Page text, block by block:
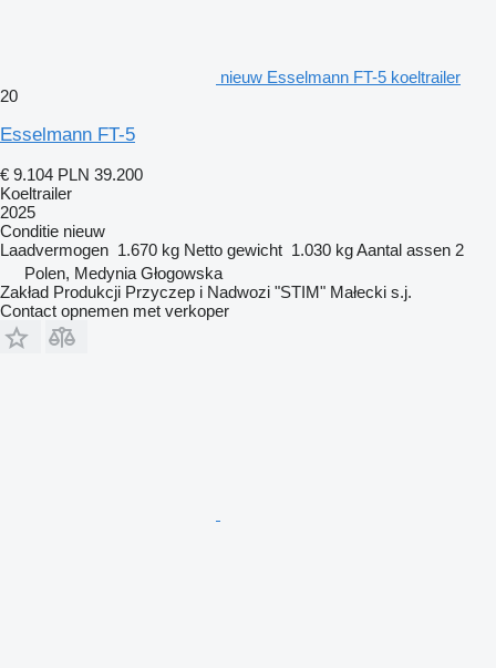
nieuw Esselmann FT-5 koeltrailer
20
Esselmann FT-5
€ 9.104 PLN 39.200
Koeltrailer
2025
Conditie nieuw
Laadvermogen 1.670 kg Netto gewicht 1.030 kgAantal assen 2
Polen, Medynia Głogowska
Zakład Produkcji Przyczep i Nadwozi "STIM" Małecki s.j.
Contact opnemen met verkoper